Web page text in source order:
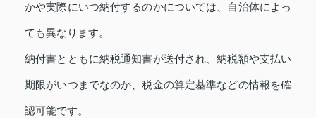
かや実際にいつ納付するのかについては、自治体によっ
ても異なります。
納付書とともに納税通知書が送付され、納税額や支払い
期限がいつまでなのか、税金の算定基準などの情報を確
認可能です。